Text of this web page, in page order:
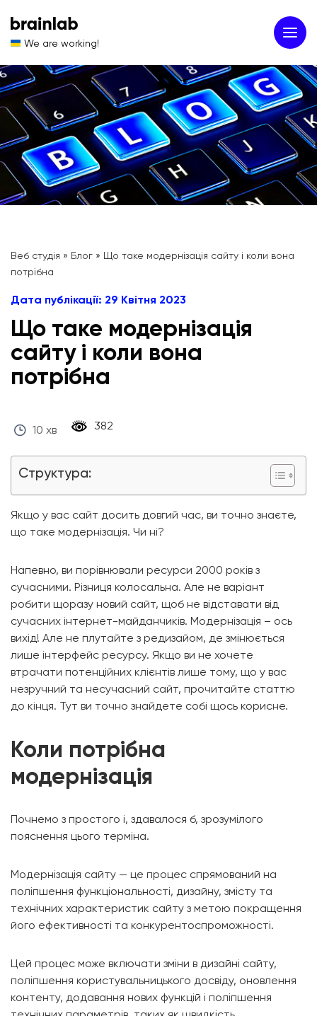
We are working!
Веб студія » Блог » Що таке модернізація сайту і коли вона
потрібна
Дата публікації: 29 Квітня 2023
Що таке модернізація
сайту і коли вона
потрібна
10 хв ‎ 382 ‎
Структура:
Якщо у вас сайт досить довгий час, ви точно знаєте,
що таке модернізація. Чи ні?
Напевно, ви порівнювали ресурси 2000 років з
сучасними. Різниця колосальна. Але не варіант
робити щоразу новий сайт, щоб не відставати від
сучасних інтернет-майданчиків. Модернізація – ось
вихід! Але не плутайте з редизайом, де змінюється
лише інтерфейс ресурсу. Якщо ви не хочете
втрачати потенційних клієнтів лише тому, що у вас
незручний та несучасний сайт, прочитайте статтю
до кінця. Тут ви точно знайдете собі щось корисне.
Коли потрібна
модернізація
Почнемо з простого і, здавалося б, зрозумілого
пояснення цього терміна.
Модернізація сайту — це процес спрямований на
поліпшення функціональності, дизайну, змісту та
технічних характеристик сайту з метою покращення
його ефективності та конкурентоспроможності.
Цей процес може включати зміни в дизайні сайту,
поліпшення користувальницького досвіду, оновлення
контенту, додавання нових функцій і поліпшення